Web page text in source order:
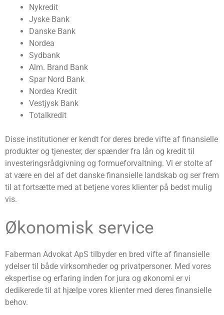
Nykredit
Jyske Bank
Danske Bank
Nordea
Sydbank
Alm. Brand Bank
Spar Nord Bank
Nordea Kredit
Vestjysk Bank
Totalkredit
Disse institutioner er kendt for deres brede vifte af finansielle
produkter og tjenester, der spænder fra lån og kredit til
investeringsrådgivning og formueforvaltning. Vi er stolte af
at være en del af det danske finansielle landskab og ser frem
til at fortsætte med at betjene vores klienter på bedst mulig
vis.
Økonomisk service
Faberman Advokat ApS tilbyder en bred vifte af finansielle
ydelser til både virksomheder og privatpersoner. Med vores
ekspertise og erfaring inden for jura og økonomi er vi
dedikerede til at hjælpe vores klienter med deres finansielle
behov.